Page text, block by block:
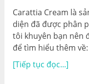
Carattia Cream là
diện đã được phân
tôi khuyên bạn nên
để tìm hiểu thêm
[Tiếp tục đọc...]